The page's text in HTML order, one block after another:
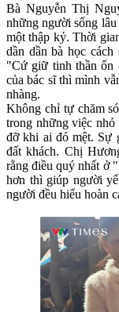
Bà Nguyễn Thị
những người sống
một thập kỷ. Thời
dần dần bà học
"Cứ giữ tinh thần ổn
của bác sĩ thì mình
nhàng.
Không chỉ tự chăm
trong những việc
đỡ khi ai đó mệt. Sự
đất khách. Chị
rằng điều quý nhất ở
hơn thì giúp người
người đều hiểu hoàn